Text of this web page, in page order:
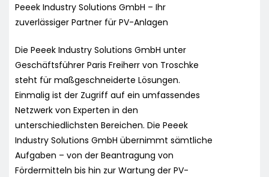
Peeek Industry Solutions GmbH – Ihr
zuverlässiger Partner für PV-Anlagen
Die Peeek Industry Solutions GmbH unter
Geschäftsführer Paris Freiherr von Troschke
steht für maßgeschneiderte Lösungen.
Einmalig ist der Zugriff auf ein umfassendes
Netzwerk von Experten in den
unterschiedlichsten Bereichen. Die Peeek
Industry Solutions GmbH übernimmt sämtliche
Aufgaben – von der Beantragung von
Fördermitteln bis hin zur Wartung der PV-